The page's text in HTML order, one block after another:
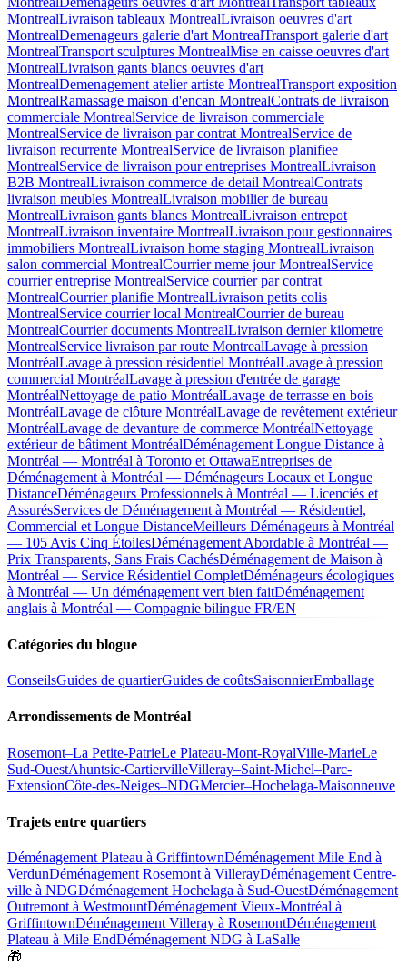
MontrealLivraison tableaux MontrealLivraison oeuvres d'art
MontrealDemenageurs galerie d'art MontrealTransport galerie d'art
MontrealTransport sculptures MontrealMise en caisse oeuvres d'art
MontrealLivraison gants blancs oeuvres d'art
MontrealDemenagement atelier artiste MontrealTransport exposition
MontrealRamassage maison d'encan MontrealContrats de livraison
commerciale MontrealService de livraison commerciale
MontrealService de livraison par contrat MontrealService de
livraison recurrente MontrealService de livraison planifiee
MontrealService de livraison pour entreprises MontrealLivraison
B2B MontrealLivraison commerce de detail MontrealContrats
livraison meubles MontrealLivraison mobilier de bureau
MontrealLivraison gants blancs MontrealLivraison entrepot
MontrealLivraison inventaire MontrealLivraison pour gestionnaires
immobiliers MontrealLivraison home staging MontrealLivraison
salon commercial MontrealCourrier meme jour MontrealService
courrier entreprise MontrealService courrier par contrat
MontrealCourrier planifie MontrealLivraison petits colis
MontrealService courrier local MontrealCourrier de bureau
MontrealCourrier documents MontrealLivraison dernier kilometre
MontrealService livraison par route MontrealLavage à pression
MontréalLavage à pression résidentiel MontréalLavage à pression
commercial MontréalLavage à pression d'entrée de garage
MontréalNettoyage de patio MontréalLavage de terrasse en bois
MontréalLavage de clôture MontréalLavage de revêtement extérieur
MontréalLavage de devanture de commerce MontréalNettoyage
extérieur de bâtiment MontréalDéménagement Longue Distance à
Montréal — Montréal à Toronto et OttawaEntreprises de
Déménagement à Montréal — Déménageurs Locaux et Longue
DistanceDéménageurs Professionnels à Montréal — Licenciés et
AssurésServices de Déménagement à Montréal — Résidentiel,
Commercial et Longue DistanceMeilleurs Déménageurs à Montréal
— 105 Avis Cinq ÉtoilesDéménagement Abordable à Montréal —
Prix Transparents, Sans Frais CachésDéménagement de Maison à
Montréal — Service Résidentiel CompletDéménageurs écologiques
à Montréal — Un déménagement vert bien faitDéménagement
anglais à Montréal — Compagnie bilingue FR/EN
Catégories du blogue
ConseilsGuides de quartierGuides de coûtsSaisonnierEmballage
Arrondissements de Montréal
Rosemont–La Petite-PatrieLe Plateau-Mont-RoyalVille-MarieLe
Sud-OuestAhuntsic-CartiervilleVilleray–Saint-Michel–Parc-
ExtensionCôte-des-Neiges–NDGMercier–Hochelaga-Maisonneuve
Trajets entre quartiers
Déménagement Plateau à GriffintownDéménagement Mile End à
VerdunDéménagement Rosemont à VillerayDéménagement Centre-
ville à NDGDéménagement Hochelaga à Sud-OuestDéménagement
Outremont à WestmountDéménagement Vieux-Montréal à
GriffintownDéménagement Villeray à RosemontDéménagement
Plateau à Mile EndDéménagement NDG à LaSalle
🎁